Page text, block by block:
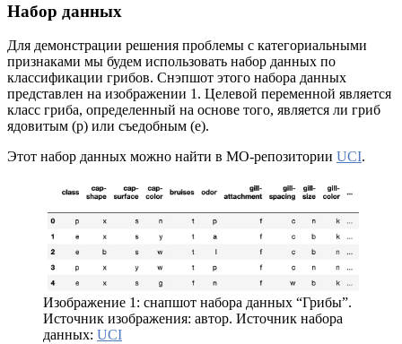
Набор данных
Для демонстрации решения проблемы с категориальными
признаками мы будем использовать набор данных по
классификации грибов. Снэпшот этого набора данных
представлен на изображении 1. Целевой переменной является
класс гриба, определенный на основе того, является ли гриб
ядовитым (p) или съедобным (e).
Этот набор данных можно найти в МО-репозитории UCI.
Изображение 1: снапшот набора данных “Грибы”.
Источник изображения: автор. Источник набора
данных: UCI